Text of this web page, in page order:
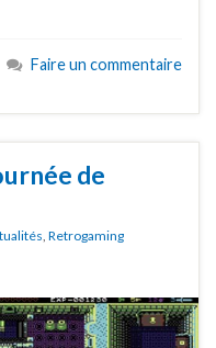
Faire un commentaire
de
, Retrogaming